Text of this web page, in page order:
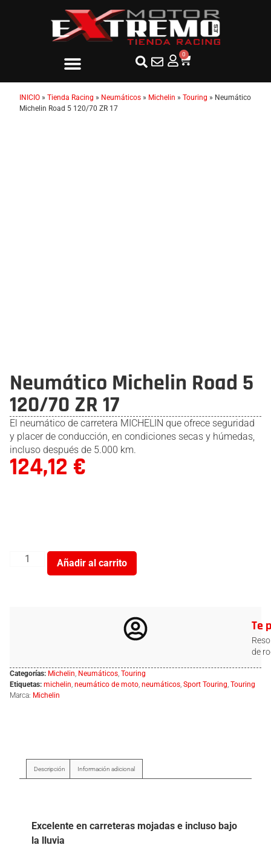
0
INICIO » Tienda Racing » Neumáticos » Michelin » Touring » Neumático
Michelin Road 5 120/70 ZR 17
Neumático Michelin Road 5
120/70 ZR 17
El neumático de carretera MICHELIN que ofrece seguridad
y placer de conducción, en condiciones secas y húmedas,
incluso después de 5.000 km.
124,12 €
Añadir al carrito
Te
de
Categorías: Michelin, Neumáticos, Touring
Etiquetas: michelin, neumático de moto, neumáticos, Sport Touring, Touring
Marca: Michelin
Descripción Información adicional
Excelente en carreteras mojadas e incluso bajo
la lluvia